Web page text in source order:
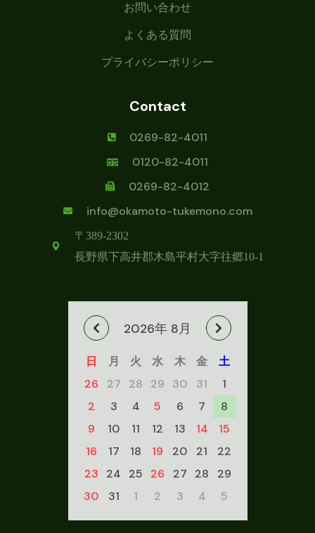
お問い合わせ
よくある質問
プライバシーポリシー
Contact
0269-82-4011
0120-82-4011
0269-82-4012
info@okamoto-tukemono.com
〒389-2302
長野県下高井郡木島平村大字往郷10-1
2026年 8月
日 月 火 水 木 金
土
26
27 28 29 30 31
1
2
3 4 5 6 7
8
9
10 11 12 13 14
15
16
17 18 19 20 21
22
23
24 25 26 27 28
29
30
31 1 2 3 4 5